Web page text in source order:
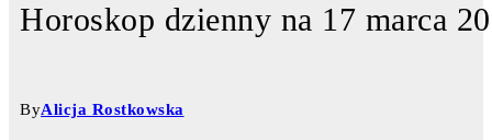
Horoskop dzienny na 17 marca
ByAlicja Rostkowska